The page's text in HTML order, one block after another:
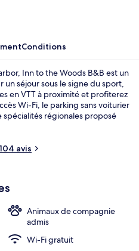
Conditions
Inn to the Woods B&B est un
un séjour sous le signe du sport,
en VTT à proximité et profiterez
Wi-Fi, le parking sans voiturier
régionales proposé
avis
Animaux de compagnie
admis
Wi-Fi gratuit